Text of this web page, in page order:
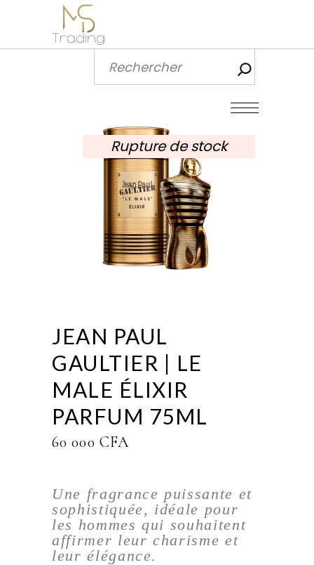
Rupture de stock
JEAN PAUL
GAULTIER | LE
MALE ÉLIXIR
PARFUM 75ML
60 000 CFA
Une fragrance puissante et
sophistiquée, idéale pour
les hommes qui souhaitent
affirmer leur charisme et
leur élégance.